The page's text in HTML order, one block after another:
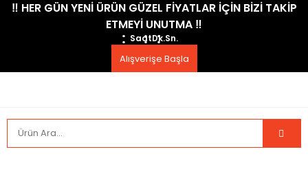
​‼️​ HER GÜN YENİ ÜRÜN GÜZEL FİYATLAR İÇİN BİZİ TAKİP
ETMEYİ UNUTMA ​‼️​
SaatDk.Sn.
Alışverişe Başla